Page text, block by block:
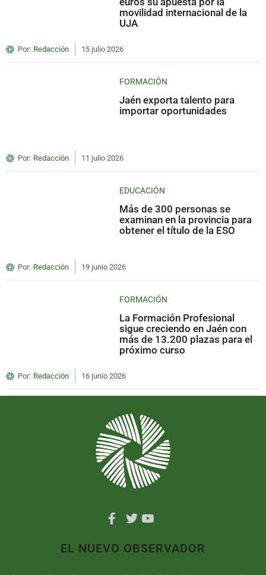
movilidad internacional de la
UJA
Por: Redacción 15 julio 2026
FORMACIÓN
Jaén exporta talento para
importar oportunidades
Por: Redacción 11 julio 2026
EDUCACIÓN
Más de 300 personas se
examinan en la provincia para
obtener el título de la ESO
Por: Redacción 19 junio 2026
FORMACIÓN
La Formación Profesional
sigue creciendo en Jaén con
más de 13.200 plazas para el
próximo curso
Por: Redacción 16 junio 2026
EL NUEVO OBSERVADOR